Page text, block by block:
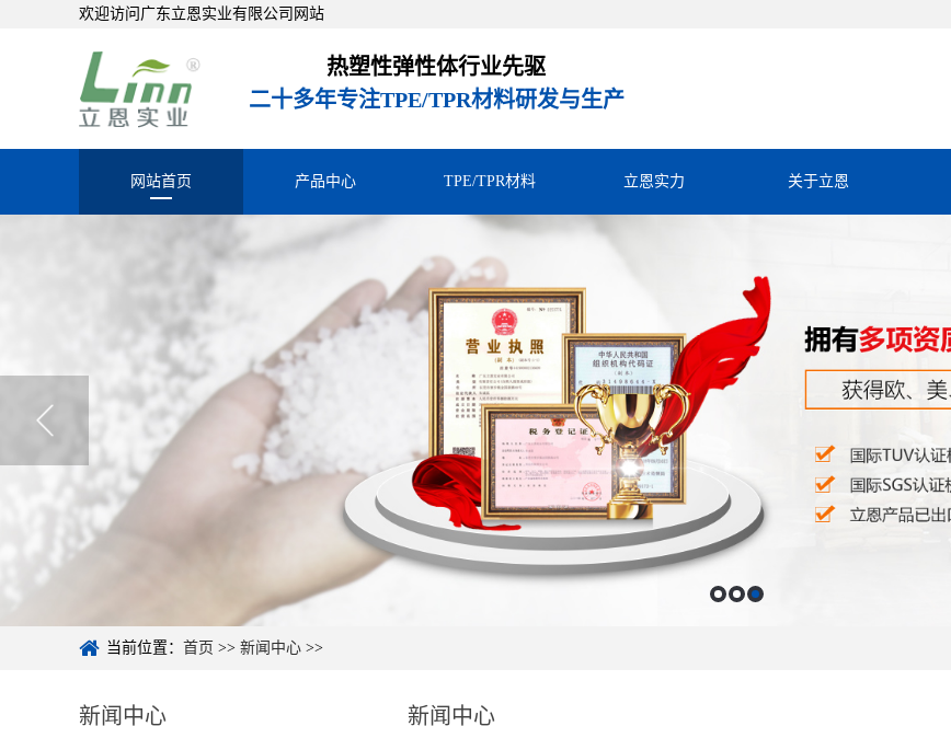
欢迎访问广东立恩实业有限公司网站
热塑性弹性体行业先驱
二十多年专注TPE/TPR材料研发与生产
网站首页 产品中心 TPE/TPR材料 立恩实力 关于立恩
当前位置： 首页 >> 新闻中心 >>
新闻中心 新闻中心